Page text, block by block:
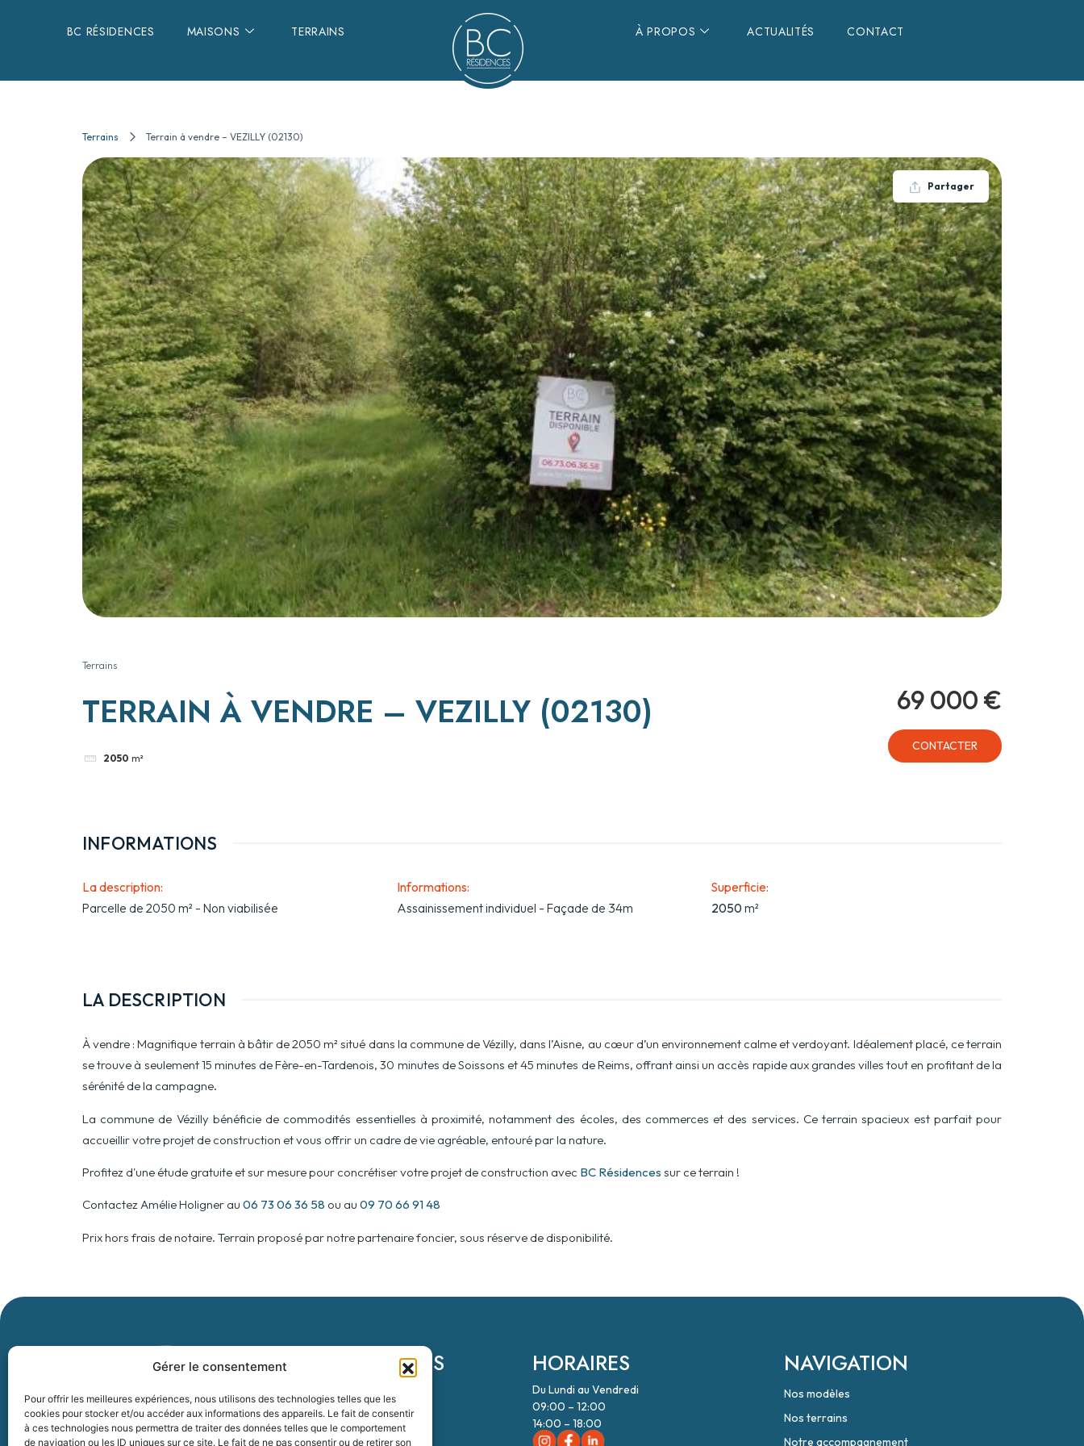
Gérer le consentement
Pour offrir les meilleures expériences, nous utilisons des technologies telles que les
cookies pour stocker et/ou accéder aux informations des appareils. Le fait de consentir
à ces technologies nous permettra de traiter des données telles que le comportement
de navigation ou les ID uniques sur ce site. Le fait de ne pas consentir ou de retirer son
BC RÉSIDENCES MAISONS TERRAINS À PROPOS ACTUALITÉS CONTACT
Terrains Terrain à vendre – VEZILLY (02130)
Partager
Terrains
TERRAIN À VENDRE – VEZILLY (02130)
2050 m²
69 000 €
CONTACTER
INFORMATIONS
La description:
Parcelle de 2050 m² - Non viabilisée
Informations:
Assainissement individuel - Façade de 34m
Superficie:
2050 m²
LA DESCRIPTION
À vendre : Magnifique terrain à bâtir de 2050 m² situé dans la commune de Vézilly, dans l’Aisne, au cœur d’un environnement calme et verdoyant. Idéalement placé, ce terrain
se trouve à seulement 15 minutes de Fère-en-Tardenois, 30 minutes de Soissons et 45 minutes de Reims, offrant ainsi un accès rapide aux grandes villes tout en profitant de la
sérénité de la campagne.
La commune de Vézilly bénéficie de commodités essentielles à proximité, notamment des écoles, des commerces et des services. Ce terrain spacieux est parfait pour
accueillir votre projet de construction et vous offrir un cadre de vie agréable, entouré par la nature.
Profitez d'une étude gratuite et sur mesure pour concrétiser votre projet de construction avec BC Résidences sur ce terrain !
Contactez Amélie Holigner au 06 73 06 36 58 ou au 09 70 66 91 48
Prix hors frais de notaire. Terrain proposé par notre partenaire foncier, sous réserve de disponibilité.
COORDONNÉES
50 rue Jacquart
51 100 Reims
HORAIRES
Du Lundi au Vendredi
09:00 – 12:00
14:00 – 18:00
NAVIGATION
Nos modèles
Nos terrains
Notre accompagnement